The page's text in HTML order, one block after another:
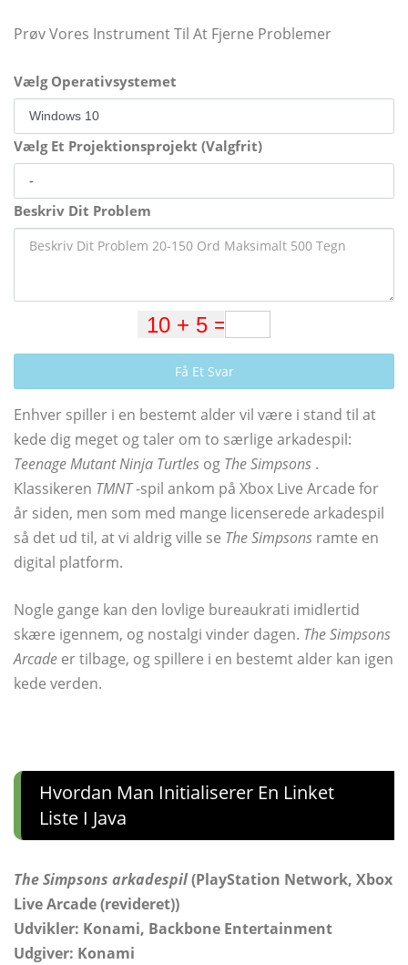
Prøv Vores Instrument Til At Fjerne Problemer
Vælg Operativsystemet
Vælg Et Projektionsprojekt (Valgfrit)
Beskriv Dit Problem
Få Et Svar
Enhver spiller i en bestemt alder vil være i stand til at
kede dig meget og taler om to særlige arkadespil:
Teenage Mutant Ninja Turtles og The Simpsons .
Klassikeren TMNT-spil ankom på Xbox Live Arcade for
år siden, men som med mange licenserede arkadespil
så det ud til, at vi aldrig ville se The Simpsons ramte en
digital platform.
Nogle gange kan den lovlige bureaukrati imidlertid
skære igennem, og nostalgi vinder dagen. The Simpsons
Arcade er tilbage, og spillere i en bestemt alder kan igen
kede verden.
Hvordan Man Initialiserer En Linket
Liste I Java
The Simpsons arkadespil(PlayStation Network, Xbox
Live Arcade (revideret))
Udvikler: Konami, Backbone Entertainment
Udgiver: Konami